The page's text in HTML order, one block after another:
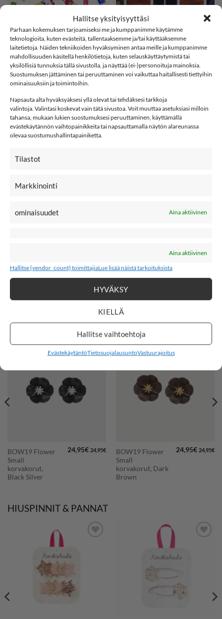
Hallitse yksityisyyttäsi
Parhaan kokemuksen tarjoamiseksi me ja kumppanimme käytämme
teknologioita, kuten evästeitä, tallentaaksemme ja/tai käyttääksemme
laitetietoja. Näiden tekniikoiden hyväksyminen antaa meille ja kumppanimme
mahdollisuuden käsitellä henkilötietoja, kuten selauskäyttäytymistä tai
yksilöllisiä tunnuksia tällä sivustolla, ja näyttää (ei-)personoituja mainoksia.
Suostumuksen jättäminen tai peruuttaminen voi vaikuttaa haitallisesti tiettyihin
ominaisuuksiin ja toimintoihin.
Napsauta alta hyväksyäksesi yllä olevat tai tehdäksesi tarkkoja
valintoja. Valintasi koskevat vain tätä sivustoa. Voit muuttaa asetuksiasi milloin
tahansa, mukaan lukien suostumuksesi peruuttaminen, käyttämällä
evästekäytännön vaihtopainikkeita tai napsauttamalla näytön alareunassa
olevaa suostumushallintapainiketta.
Tilastot
Markkinointi
ominaisuudet Aina aktiivinen
Aina aktiivinen
Hallitse {vendor_count} toimittajiaLue lisää näistä tarkoituksista
HYVÄKSY
KIELLÄ
Hallitse vaihtoehtoja
EvästekäytäntöTietosuojalausuntoVastuurajoitus
MANY MORININGS
aikuisten
ERIPARISUKAT, UNO
9,99€
Clear
MANY MORININGS
aikuisten
ERIPARISUKAT, City
Cat
35/38 39/42
Clear
POMPULAT
6,90€
SEASHELL, Sand
LISÄÄ
SUOSIKKEIHIN
BOW19 Flower
Small
korvakorut,
Black Silver
24,95€ 24,95€
LISÄÄ
SUOSIKKEIHIN
BOW19 Flower
Small
korvakorut, Dark
Brown
24,95€ 24,95€
HIUSPINNIT & PANNAT
SUOSIKKEIHIN
SUOSIKKEIHIN
SOFTSHELL
-15%
01 28
OSTOKSILLE